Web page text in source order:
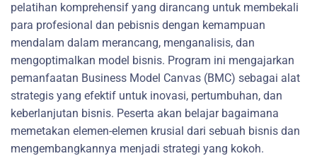
pelatihan komprehensif yang dirancang untuk membekali
para profesional dan pebisnis dengan kemampuan
mendalam dalam merancang, menganalisis, dan
mengoptimalkan model bisnis. Program ini mengajarkan
pemanfaatan Business Model Canvas (BMC) sebagai alat
strategis yang efektif untuk inovasi, pertumbuhan, dan
keberlanjutan bisnis. Peserta akan belajar bagaimana
memetakan elemen-elemen krusial dari sebuah bisnis dan
mengembangkannya menjadi strategi yang kokoh.